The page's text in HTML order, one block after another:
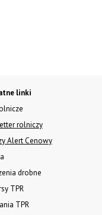
linki
rolniczy
Alert Cenowy
drobne
TPR
TPR